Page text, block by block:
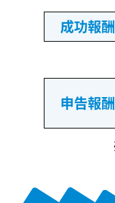
成功報酬
申告報酬